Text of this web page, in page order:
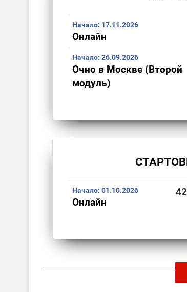
Начало: 17.11.2026
Онлайн
Начало: 26.09.2026
Очно в Москве (Второй
модуль)
Начало: 01.10.2026
Онлайн